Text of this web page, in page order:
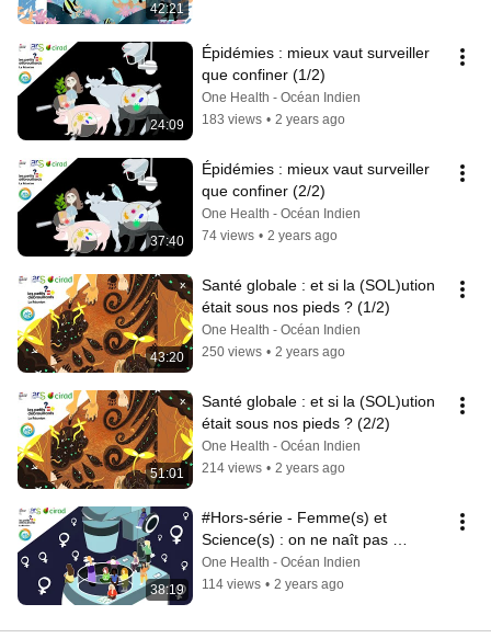
42:21
24:09
Épidémies : mieux vaut surveiller
que confiner (1/2)
One Health - Océan Indien
183 views • 2 years ago
37:40
Épidémies : mieux vaut surveiller
que confiner (2/2)
One Health - Océan Indien
74 views • 2 years ago
43:20
Santé globale : et si la (SOL)ution
était sous nos pieds ? (1/2)
One Health - Océan Indien
250 views • 2 years ago
51:01
Santé globale : et si la (SOL)ution
était sous nos pieds ? (2/2)
One Health - Océan Indien
214 views • 2 years ago
38:19
#Hors-série - Femme(s) et
Science(s) : on ne naît pas
scientifique, on le devient (1/2)
One Health - Océan Indien
114 views • 2 years ago